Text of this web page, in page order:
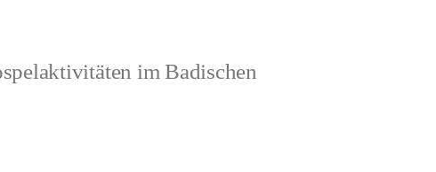
im Badischen